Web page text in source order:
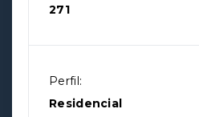
271
Perfil:
Residencial